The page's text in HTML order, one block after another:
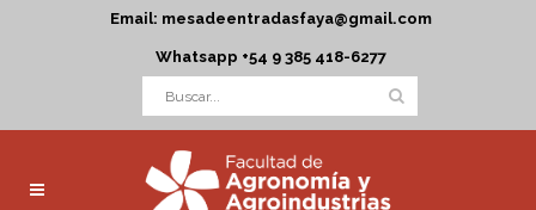
Email: mesadeentradasfaya@gmail.com
Whatsapp +54 9 385 418-6277